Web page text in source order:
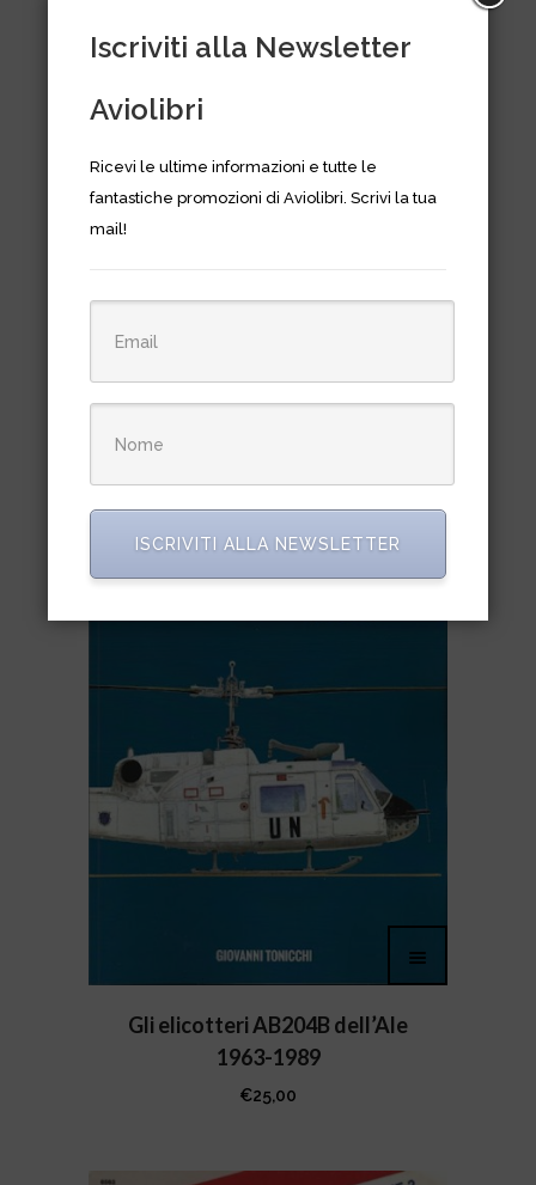
Heinkel HE 60- the luftwaffe
€23,50Il
€12,90Il
Gli elicotteri AB204B dell’Ale
1963-1989
€25,00
Iscriviti alla Newsletter
Aviolibri
Ricevi le ultime informazioni e tutte le
fantastiche promozioni di Aviolibri. Scrivi la tua
mail!
ISCRIVITI ALLA NEWSLETTER